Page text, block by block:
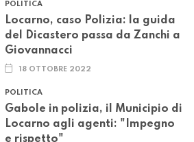
POLITICA
Locarno, caso Polizia: la guida
del Dicastero passa da Zanchi a
Giovannacci
18 OTTOBRE 2022
POLITICA
Gabole in polizia, il Municipio di
Locarno agli agenti: "Impegno
e rispetto"